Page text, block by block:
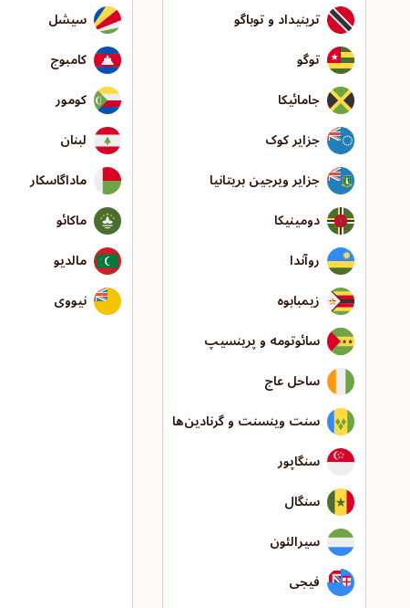
ترینیداد و توباگو
توگو
جامائیکا
جزایر کوک
جزایر ویرجین بریتانیا
دومینیکا
روآندا
زیمبابوه
سائوتومه و پرینسیپ
ساحل عاج
سنت وینسنت و گرنادین‌ها
سنگاپور
سنگال
سیرالئون
فیجی
سیشل
کامبوج
کومور
لبنان
ماداگاسکار
ماکائو
مالدیو
نیووی